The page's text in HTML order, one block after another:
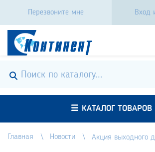
Перезвоните мне Вход
КАТАЛОГ ТОВАРОВ
Главная Новости Акция выходного